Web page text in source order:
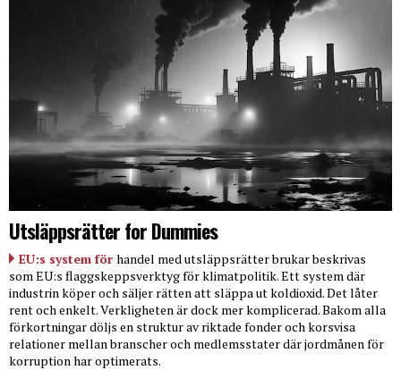
Utsläppsrätter for Dummies
EU:s system för handel med utsläppsrätter brukar beskrivas
som EU:s flaggskeppsverktyg för klimatpolitik. Ett system där
industrin köper och säljer rätten att släppa ut koldioxid. Det låter
rent och enkelt. Verkligheten är dock mer komplicerad. Bakom alla
förkortningar döljs en struktur av riktade fonder och korsvisa
relationer mellan branscher och medlemsstater där jordmånen för
korruption har optimerats.